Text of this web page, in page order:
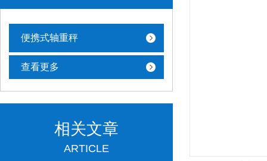
便携式轴重秤
查看更多
相关文章
ARTICLE